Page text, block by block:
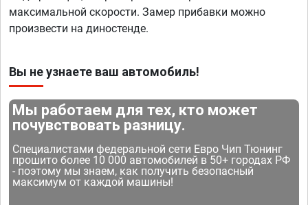
максимальной скорости. Замер прибавки можно
произвести на диностенде.
Вы не узнаете ваш автомобиль!
Мы работаем для тех, кто может
почувствовать разницу.
Специалистами федеральной сети Евро Чип Тюнинг
прошито более 10 000 автомобилей в 50+ городах РФ
- поэтому мы знаем, как получить безопасный
максимум от каждой машины!